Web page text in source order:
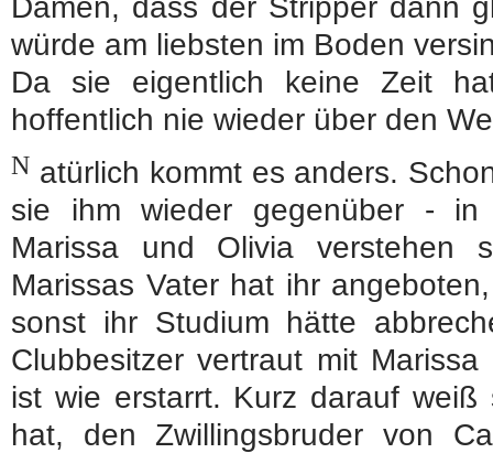
würde am liebsten im Boden
Da sie eigentlich keine Zeit
hoffentlich nie wieder über den
N atürlich kommt es anders.
sie ihm wieder gegenüber -
Marissa und Olivia verstehen
Marissas Vater hat ihr
sonst ihr Studium hätte
Clubbesitzer vertraut mit
ist wie erstarrt. Kurz darauf
hat, den Zwillingsbruder von